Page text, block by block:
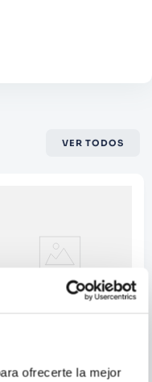
ofrecerte la mejor
1 a 5
VER TODOS
NA